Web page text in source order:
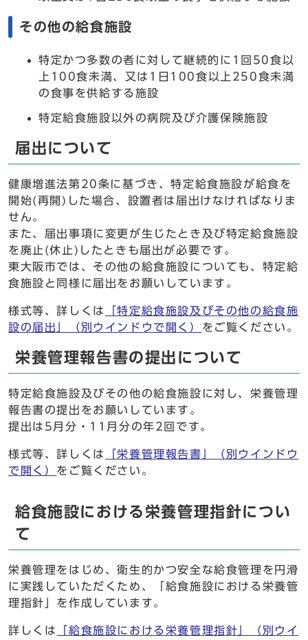
その他の給食施設
特定かつ多数の者に対して継続的に1回50食以
上100食未満、又は1日100食以上250食未満
の食事を供給する施設
特定給食施設以外の病院及び介護保険施設
届出について
健康増進法第20条に基づき、特定給食施設が給食を
開始(再開)した場合、設置者は届出けなければなりま
せん。
また、届出事項に変更が生じたとき及び特定給食施設
を廃止(休止)したときも届出が必要です。
東大阪市では、その他の給食施設についても、特定給
食施設と同様に届出をお願いしています。
様式等、詳しくは
「特定給食施設及びその他の給食施
設の届出」
（別ウインドウで開く） をご覧ください。
栄養管理報告書の提出について
特定給食施設及びその他の給食施設に対し、栄養管理
報告書の提出をお願いしています。
提出は5月分・11月分の年2回です。
様式等、詳しくは 「栄養管理報告書」
（別ウインドウ
で開く） をご覧ください。
給食施設における栄養管理指針につい
て
栄養管理をはじめ、衛生的かつ安全な給食管理を円滑
に実践していただくため、「給食施設における栄養管
理指針」を作成しています。
詳しくは 「給食施設における栄養管理指針」 （別ウイ